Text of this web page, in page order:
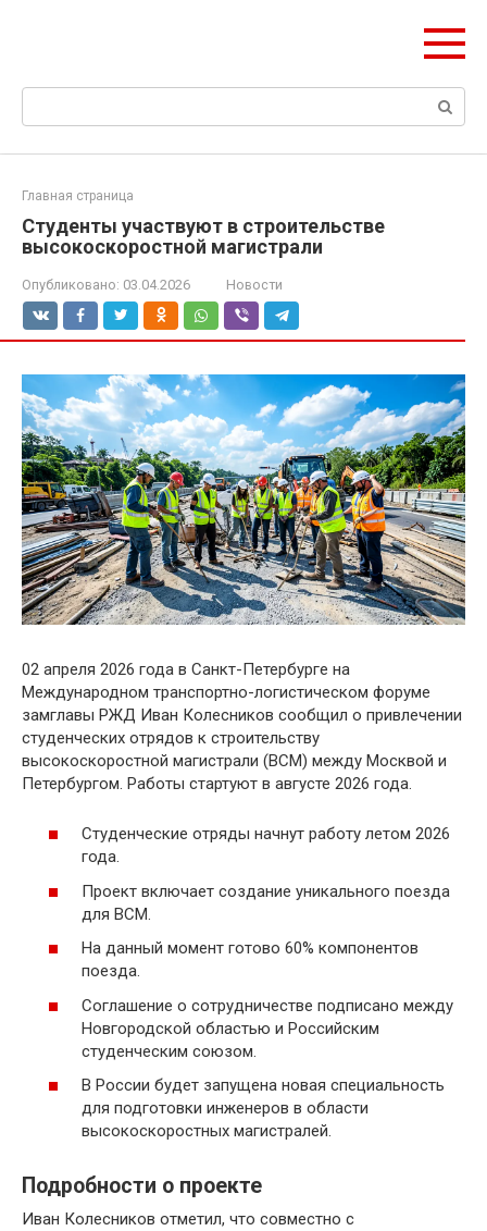
Поиск:
Главная страница
Студенты участвуют в строительстве
высокоскоростной магистрали
Опубликовано: 03.04.2026 Новости
02 апреля 2026 года в Санкт-Петербурге на
Международном транспортно-логистическом форуме
замглавы РЖД Иван Колесников сообщил о привлечении
студенческих отрядов к строительству
высокоскоростной магистрали (ВСМ) между Москвой и
Петербургом. Работы стартуют в августе 2026 года.
Студенческие отряды начнут работу летом 2026
года.
Проект включает создание уникального поезда
для ВСМ.
На данный момент готово 60% компонентов
поезда.
Соглашение о сотрудничестве подписано между
Новгородской областью и Российским
студенческим союзом.
В России будет запущена новая специальность
для подготовки инженеров в области
высокоскоростных магистралей.
Подробности о проекте
Иван Колесников отметил, что совместно с